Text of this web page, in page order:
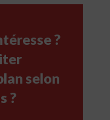
?
selon
?